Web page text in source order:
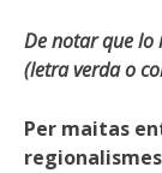
De notar que lo
(letra verda o
Per maitas